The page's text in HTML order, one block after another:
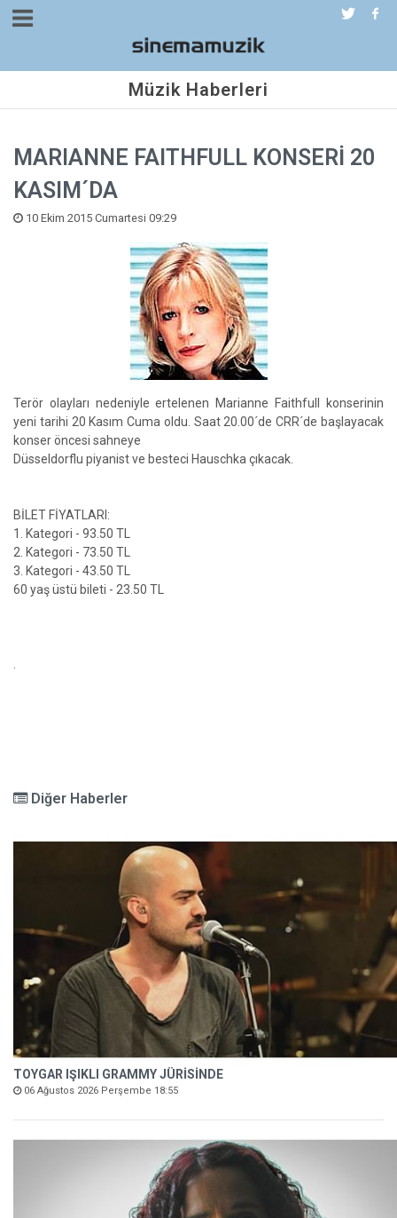
Müzik Haberleri
MARIANNE FAITHFULL KONSERİ 20
KASIM´DA
10 Ekim 2015 Cumartesi 09:29
Terör olayları nedeniyle ertelenen Marianne Faithfull konserinin
yeni tarihi 20 Kasım Cuma oldu. Saat 20.00´de CRR´de başlayacak
konser öncesi sahneye
Düsseldorflu piyanist ve besteci Hauschka çıkacak.
BİLET FİYATLARI:
1. Kategori - 93.50 TL
2. Kategori - 73.50 TL
3. Kategori - 43.50 TL
60 yaş üstü bileti - 23.50 TL
Diğer Haberler
TOYGAR IŞIKLI GRAMMY JÜRİSİNDE
06 Ağustos 2026 Perşembe 18:55